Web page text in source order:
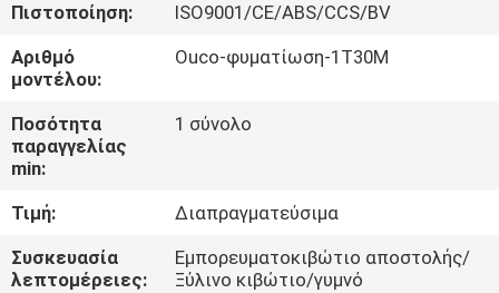
ΣΧΕΤΙΚΆ
ΜΕ
ΕΜΆΣ
ΣΤΟ
ΕΡΓΟΣΤΆΣΙΟ
Πιστοποίηση:
ISO9001/CE/ABS/CCS/BV
Αριθμό
μοντέλου:
Ouco-φυματίωση-1T30M
Ποσότητα
παραγγελίας
min:
1 σύνολο
Τιμή:
Διαπραγματεύσιμα
Συσκευασία
λεπτομέρειες:
Εμπορευματοκιβώτιο αποστολής/
Ξύλινο κιβώτιο/γυμνό